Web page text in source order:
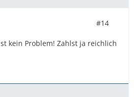
#14
kein Problem! Zahlst ja reichlich